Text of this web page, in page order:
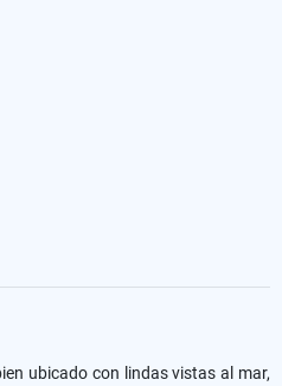
ubicado con lindas vistas al mar,